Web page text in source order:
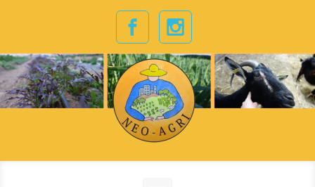
Skip to main content